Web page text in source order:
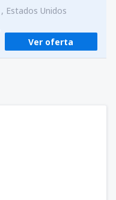
Estados Unidos
Ver oferta